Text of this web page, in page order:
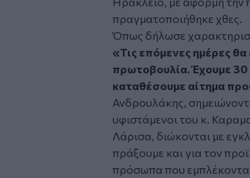
πραγματοποιήθηκε χθες.
Όπως δήλωσε
«Τις επόμενες ημέρες
πρωτοβουλία. Έχουμε 30
καταθέσουμε αίτημα
Ανδρουλάκης,
υφιστάμενοι του κ.
Λάρισα, διώκονται με
πράξουμε και για τον
πρόσωπα που